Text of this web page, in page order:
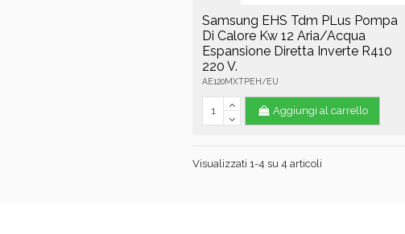
Samsung EHS Tdm PLus Pompa
Di Calore Kw 12 Aria/Acqua
Espansione Diretta Inverte R410
220 V.
AE120MXTPEH/EU
Aggiungi al carrello
Visualizzati 1-4 su 4 articoli